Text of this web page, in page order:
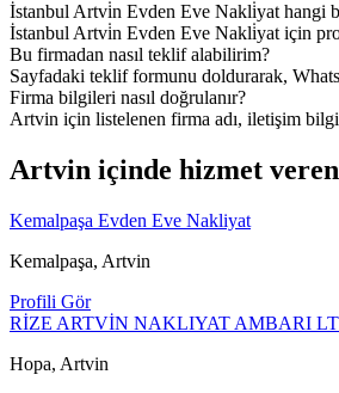
İstanbul Artvi̇n Evden Eve Nakli̇yat hangi
İstanbul Artvi̇n Evden Eve Nakli̇yat için
Bu firmadan nasıl teklif alabilirim?
Sayfadaki teklif formunu doldurarak,
Firma bilgileri nasıl doğrulanır?
Artvin için listelenen firma adı, iletişim
Artvin içinde hizmet
Kemalpaşa Evden Eve Nakliyat
Kemalpaşa, Artvin
Profili Gör
RİZE ARTVİN NAKLIYAT AMBARI
Hopa, Artvin